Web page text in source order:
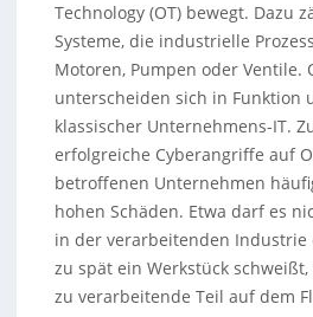
Technology (OT) bewegt. Dazu
Systeme, die industrielle
Motoren, Pumpen oder Ventile.
unterscheiden sich in Funktion
klassischer Unternehmens-IT.
erfolgreiche Cyberangriffe auf
betroffenen Unternehmen
hohen Schäden. Etwa darf es
in der verarbeitenden Industrie
zu spät ein Werkstück
zu verarbeitende Teil auf dem